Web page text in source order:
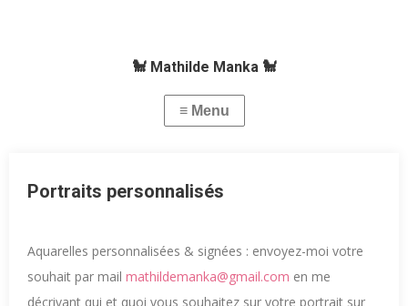
🐩 Mathilde Manka 🐩
Portraits personnalisés
Aquarelles personnalisées & signées : envoyez-moi votre
souhait par mail mathildemanka@gmail.com en me
décrivant qui et quoi vous souhaitez sur votre portrait sur